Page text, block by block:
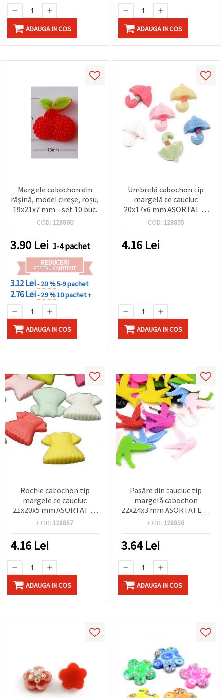
ADAUGA IN COS ADAUGA IN COS
Margele cabochon din
rășină, model cireșe, roșu,
19x21x7 mm – set 10 buc.
COD: 128860
3.90 Lei 1-4 pachet
REDUCERI
PENTRU CANTITATE
3.12 Lei- 20 %5-9 pachet
2.76 Lei- 29 %10 pachet +
ADAUGA IN COS
Umbrelă cabochon tip
margelă de cauciuc
20x17x6 mm ASORTAT -5
bucăți
COD: 128855
4.16 Lei
ADAUGA IN COS
Rochie cabochon tip
margele de cauciuc
21x20x5 mm ASORTAT -5
piese
COD: 128857
4.16 Lei
ADAUGA IN COS
Pasăre din cauciuc tip
margelă cabochon
22x24x3 mm ASORTATE -5
bucăți
COD: 128858
3.64Lei
ADAUGA IN COS